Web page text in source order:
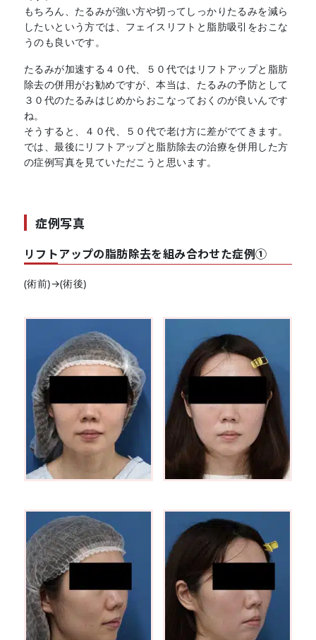
もちろん、たるみが強い方や切ってしっかりたるみを減ら
したいという方では、フェイスリフトと脂肪吸引をおこな
うのも良いです。
たるみが加速する４０代、５０代ではリフトアップと脂肪
除去の併用がお勧めですが、本当は、たるみの予防として
３０代のたるみはじめからおこなっておくのが良いんです
ね。
そうすると、４０代、５０代で老け方に差がでてきます。
では、最後にリフトアップと脂肪除去の治療を併用した方
の症例写真を見ていただこうと思います。
症例写真
リフトアップの脂肪除去を組み合わせた症例①
(術前)→(術後)